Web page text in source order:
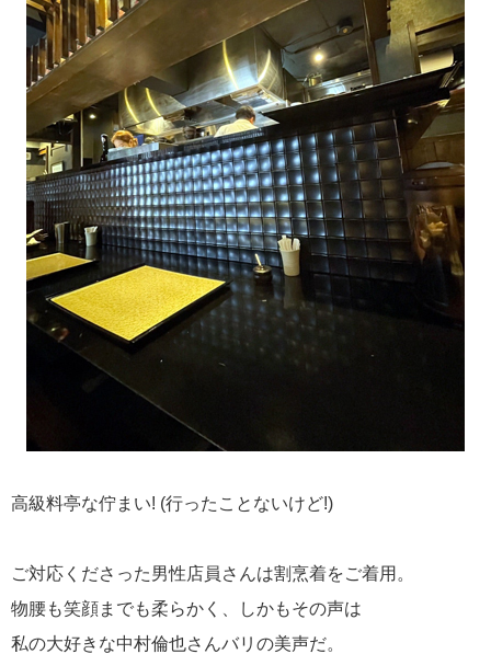
高級料亭な佇まい! (行ったことないけど!)
ご対応くださった男性店員さんは割烹着をご着用。
物腰も笑顔までも柔らかく、しかもその声は
私の大好きな中村倫也さんバリの美声だ。